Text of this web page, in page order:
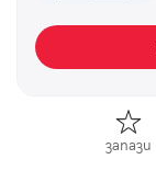
запази